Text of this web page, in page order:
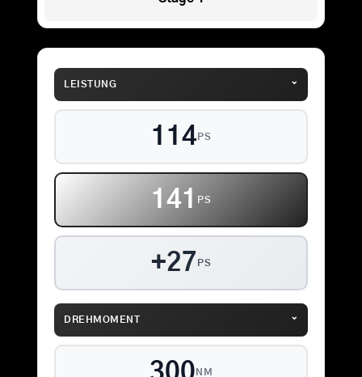
LEISTUNG ⌄
114PS
141 PS
+27 PS
DREHMOMENT ⌄
NM